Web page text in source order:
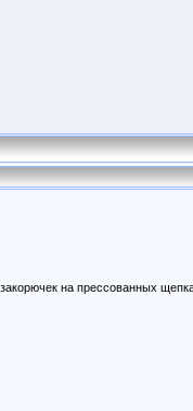
на прессованных